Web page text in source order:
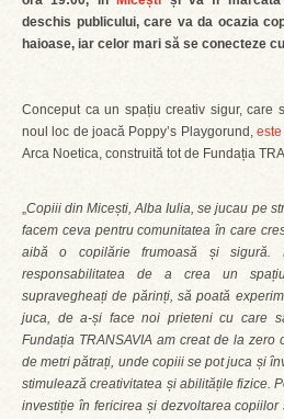
deschis publicului, care va da ocazia
haioase, iar celor mari să se conecteze
Conceput ca un spațiu creativ sigur, care
noul loc de joacă Poppy’s Playgorund,
Arca Noetica, construită tot de Fundația
„Copiii din Micești, Alba Iulia, se jucau pe
facem ceva pentru comunitatea în care
aibă o copilărie frumoasă și sigură.
responsabilitatea de a crea un
supravegheați de părinți, să poată
juca, de a-și face noi prieteni cu care
Fundația TRANSAVIA am creat de la
de metri pătrați, unde copiii se pot juca și
stimulează creativitatea și abilitățile fizice.
investiție în fericirea și dezvoltarea